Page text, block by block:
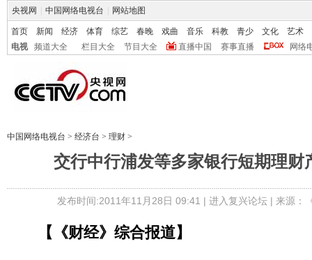
央视网 中国网络电视台 网站地图
首页 新闻 经济 体育 综艺 春晚 戏曲 音乐 科教 青少 文化
艺术
电视
频道大全 栏目大全 节目大全 直播中国 赛事直播 网络
中国网络电视台 > 经济台 > 理财 >
交行中行浦发等多家银行短期理财
发布时间:2011年11月28日 09:41 | 进入复兴论坛| 来源：
【《财经》 综合报道】